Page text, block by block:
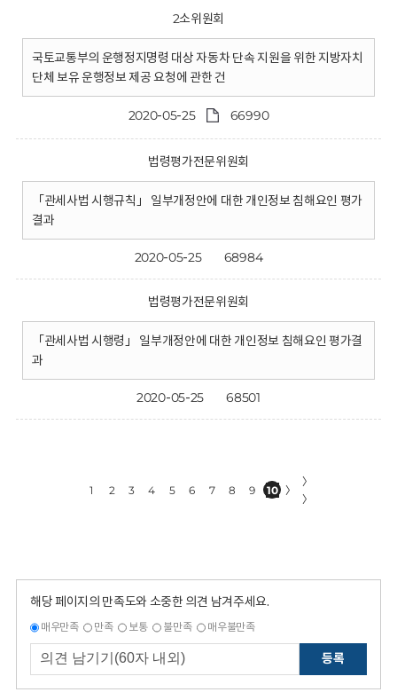
2소위원회
국토교통부의 운행정지명령 대상 자동차 단속 지원을 위한 지방자치
단체 보유 운행정보 제공 요청에 관한 건
2020-05-25 66990
법령평가전문위원회
「관세사법 시행규칙」 일부개정안에 대한 개인정보 침해요인 평가
결과
2020-05-25 68984
법령평가전문위원회
「관세사법 시행령」 일부개정안에 대한 개인정보 침해요인 평가결
과
2020-05-25 68501
1 2 3 4 5 6 7 8 9 10 〉
〉
〉
해당 페이지의 만족도와 소중한 의견 남겨주세요.
매우만족 만족 보통 불만족 매우불만족
등록